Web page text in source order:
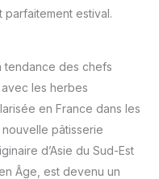
estival.
tendance des chefs
les herbes
en France dans les
pâtisserie
d’Asie du Sud-Est
Âge, est devenu un